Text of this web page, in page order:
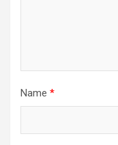
Name *